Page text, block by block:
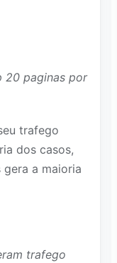
20 paginas por
trafego
dos casos,
gera a maioria
trafego